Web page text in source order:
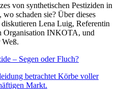
von synthetischen Pestiziden in
schaden sie? Über dieses
Lena Luig, Referentin
Organisation INKOTA, und
– Segen oder Fluch?